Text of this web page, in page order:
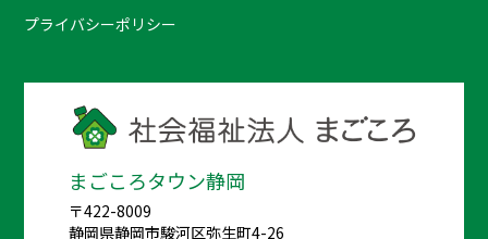
プライバシーポリシー
まごころタウン静岡
〒422-8009
静岡県静岡市駿河区弥生町4-26